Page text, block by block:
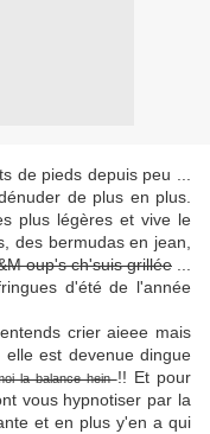
de pieds depuis peu ...
de plus en plus.
plus légères et vive le
des bermudas en jean,
oup's ch'suis grillée
d'été de l'année
crier aieee mais
est devenue dingue
la balance hein!! Et pour
vous hypnotiser par la
et en plus y'en a qui